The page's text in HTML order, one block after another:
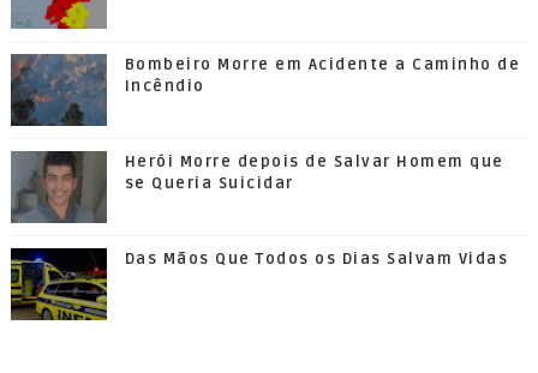
Bombeiro Morre em Acidente a Caminho de
Incêndio
Herói Morre depois de Salvar Homem que
se Queria Suicidar
Das Mãos Que Todos os Dias Salvam Vidas